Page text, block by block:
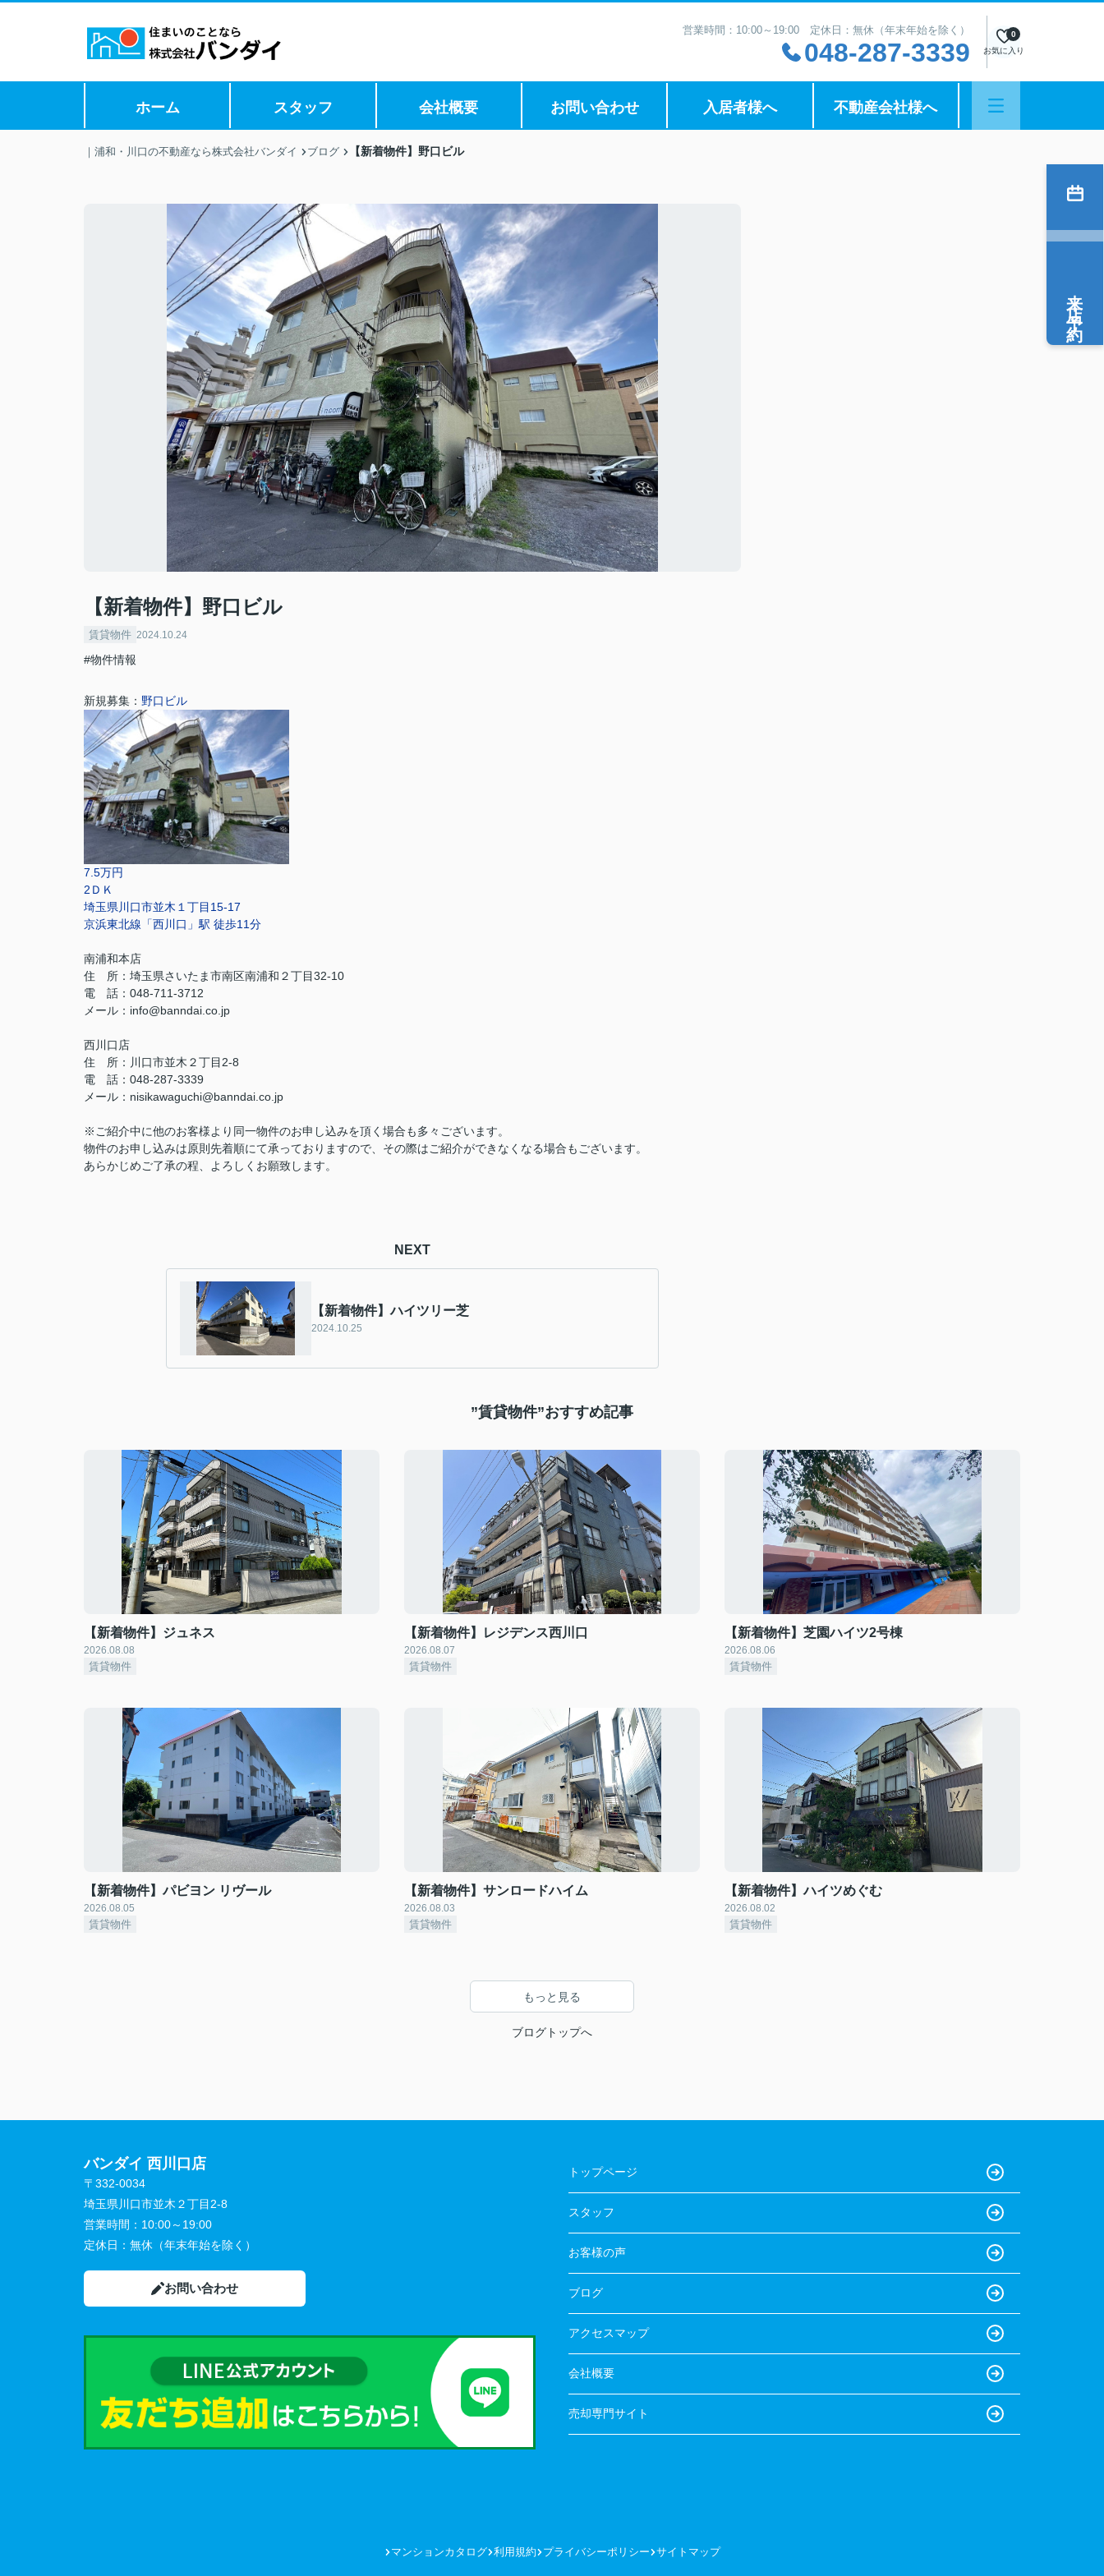
営業時間：10:00～19:00 定休日：無休（年末年始を除く）
048-287-3339 お気に入り
0
ホーム スタッフ 会社概要 お問い合わせ 入居者様へ 不動産会社様へ
｜浦和・川口の不動産なら株式会社バンダイ ブログ 【新着物件】野口ビル
【新着物件】野口ビル
賃貸物件 2024.10.24
#物件情報
新規募集： 野口ビル
7.5万円
2ＤＫ
埼玉県川口市並木１丁目15-17
京浜東北線「西川口」駅 徒歩11分
南浦和本店
住 所： 埼玉県さいたま市南区南浦和２丁目32-10
電 話：048-711-3712
メール： info@banndai.co.jp
西川口店
住 所： 川口市並木２丁目2-8
電 話：048-287-3339
メール ： nisikawaguchi@banndai.co.jp
※ご紹介中に他のお客様より同一物件のお申し込みを頂く場合も多々ございます。
物件のお申し込みは原則先着順にて承っておりますので、その際はご紹介ができなくなる場合もございます。
あらかじめご了承の程、よろしくお願致します。
NEXT
【新着物件】ハイツリー芝
2024.10.25
”賃貸物件”おすすめ記事
【新着物件】ジュネス
2026.08.08
賃貸物件
【新着物件】レジデンス西川口
2026.08.07
賃貸物件
【新着物件】芝園ハイツ2号棟
2026.08.06
賃貸物件
【新着物件】パビヨン リヴール
2026.08.05
賃貸物件
【新着物件】サンロードハイム
2026.08.03
賃貸物件
【新着物件】ハイツめぐむ
2026.08.02
賃貸物件
もっと見る
ブログトップへ
来店予約
バンダイ 西川口店
〒332-0034
埼玉県川口市並木２丁目2-8
営業時間： 10:00～19:00
定休日： 無休（年末年始を除く）
お問い合わせ
トップページ
スタッフ
お客様の声
ブログ
アクセスマップ
会社概要
売却専門サイト
マンションカタログ 利用規約 プライバシーポリシー サイトマップ